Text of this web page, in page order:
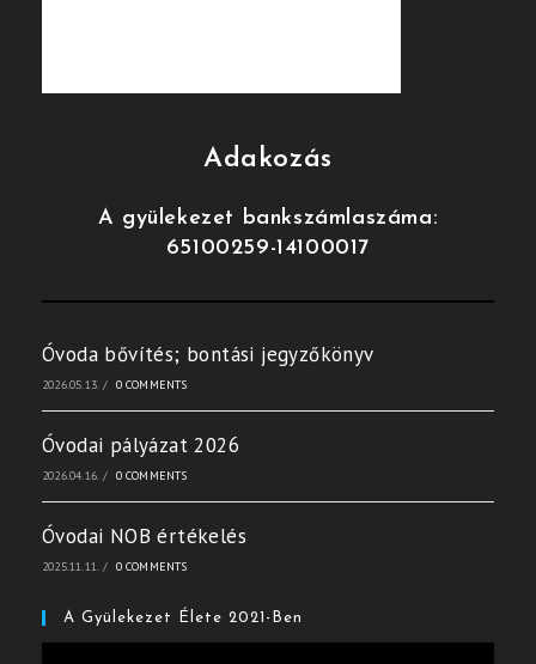
Adakozás
A gyülekezet bankszámlaszáma:
65100259-14100017
Óvoda bővítés; bontási jegyzőkönyv
2026.05.13. / 0 COMMENTS
Óvodai pályázat 2026
2026.04.16. / 0 COMMENTS
Óvodai NOB értékelés
2025.11.11. / 0 COMMENTS
A Gyülekezet Élete 2021-Ben